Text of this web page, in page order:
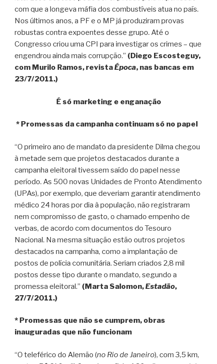
com que a longeva máfia dos combustíveis atua no país.
Nos últimos anos, a PF e o MP já produziram provas
robustas contra expoentes desse grupo. Até o
Congresso criou uma CPI para investigar os crimes – que
engendrou ainda mais corrupção.” (Diego Escosteguy,
com Murilo Ramos, revistaÉpoca, nas bancas em
23/7/2011.)
É só marketing e enganação
* Promessas da campanha continuam só no papel
“O primeiro ano de mandato da presidente Dilma chegou
à metade sem que projetos destacados durante a
campanha eleitoral tivessem saído do papel nesse
período. As 500 novas Unidades de Pronto Atendimento
(UPAs), por exemplo, que deveriam garantir atendimento
médico 24 horas por dia à população, não registraram
nem compromisso de gasto, o chamado empenho de
verbas, de acordo com documentos do Tesouro
Nacional. Na mesma situação estão outros projetos
destacados na campanha, como a implantação de
postos de polícia comunitária. Seriam criados 2,8 mil
postos desse tipo durante o mandato, segundo a
promessa eleitoral.” (Marta Salomon,Estadão,
27/7/2011.)
* Promessas que não se cumprem, obras
inauguradas que não funcionam
“O teleférico do Alemão (no Rio de Janeiro), com 3,5 km,